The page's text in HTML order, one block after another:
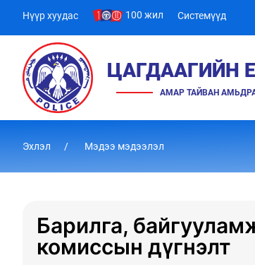
Нүүр хуудас 100 жил Системүүд
ЦАГДААГИЙН
АМАР ТАЙВАН
Эхлэл Мэдээ мэдээлэл
Барилга,
комиссын дүгнэлт